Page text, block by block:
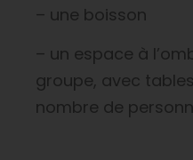
– une boisson
– un espace à
groupe, avec
nombre de